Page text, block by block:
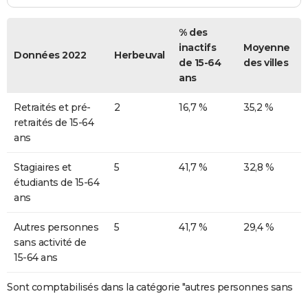
Données 2022 Herbeuval
% des
inactifs
de 15-64
ans
Moyenne
des villes
Retraités et pré-
retraités de 15-64
ans
2 16,7 % 35,2 %
Stagiaires et
étudiants de 15-64
ans
5 41,7 % 32,8 %
Autres personnes
sans activité de
15-64 ans
5 41,7 % 29,4 %
Sont comptabilisés dans la catégorie "autres personnes sans